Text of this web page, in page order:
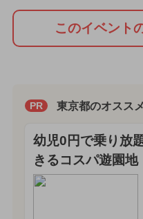
このイベント
PR 東京都のオスス
幼児0円で乗り放
きるコスパ遊園地